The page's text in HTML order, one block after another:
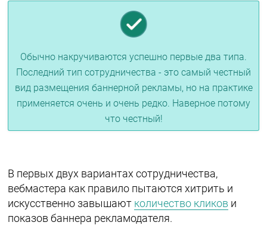
Обычно накручиваются успешно первые два типа.
Последний тип сотрудничества - это самый честный
вид размещения баннерной рекламы, но на практике
применяется очень и очень редко. Наверное потому
что честный!
В первых двух вариантах сотрудничества,
вебмастера как правило пытаются хитрить и
искусственно завышают количество кликов и
показов баннера рекламодателя.